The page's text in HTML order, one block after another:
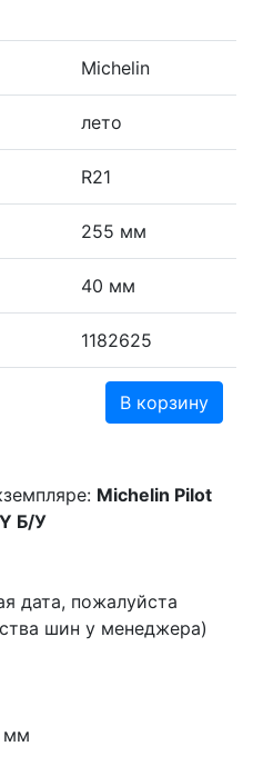
Michelin
лето
R21
255 мм
40 мм
1182625
В корзину
Michelin Pilot
Б/У
дата, пожалуйста
шин у менеджера)
мм